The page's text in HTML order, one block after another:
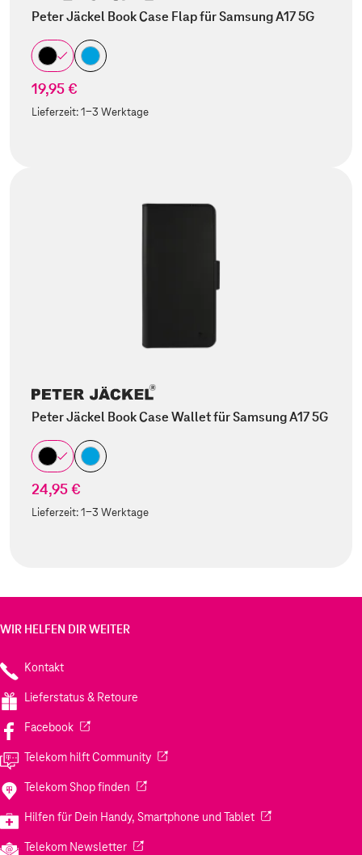
Peter Jäckel Book Case Flap für Samsung A17 5G
19,95 €
Lieferzeit:1-3 Werktage
Peter Jäckel Book Case Wallet für Samsung A17 5G
24,95 €
Lieferzeit:1-3 Werktage
WIR HELFEN DIR WEITER
Kontakt
Lieferstatus & Retoure
Facebook(Wird in einem neuen Tab geöffnet)
Telekom hilft Community(Wird in einem neuen Tab geöffnet)
Telekom Shop finden (Wird in einem neuen Tab geöffnet)
Hilfen für Dein Handy, Smartphone und Tablet(Wird in einem
Telekom Newsletter(Wird in einem neuen Tab geöffnet)